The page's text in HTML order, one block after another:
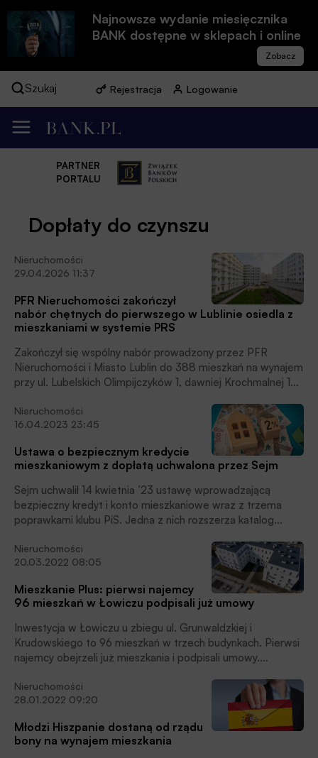
Najnowsze wydanie miesięcznika
BANK dostępne w sklepach i online
Szukaj Rejestracja Logowanie
PARTNER
PORTALU
Dopłaty do czynszu
Nieruchomości
29.04.2026 11:37
PFR Nieruchomości zakończył
nabór chętnych do pierwszego w Lublinie osiedla z
mieszkaniami w systemie PRS
Zakończył się wspólny nabór prowadzony przez PFR
Nieruchomości i Miasto Lublin do 388 mieszkań na wynajem
przy ul. Lubelskich Olimpijczyków 1, dawniej Krochmalnej 13.
Po dużym zainteresowaniu ofertą rozpoczął się kolejny
etap – pierwsi przyszli mieszkańcy wybierają swoje lokale i
przygotowują się do przeprowadzki. To moment, w którym
nowe osiedle zaczyna przechodzić z etapu inwestycji do
etapu codziennego życia, czytamy w komunikacie
prasowym.
Nieruchomości
16.04.2023 23:45
Ustawa o bezpiecznym kredycie
mieszkaniowym z dopłatą uchwalona przez Sejm
Sejm uchwalił 14 kwietnia ’23 ustawę wprowadzającą
bezpieczny kredyt i konto mieszkaniowe wraz z trzema
poprawkami klubu PiS. Jedna z nich rozszerza katalog
które odziedziczyły mieszkania i zbyły je przed osiągnięciem
pełnoletności.
Nieruchomości
20.03.2022 08:05
Mieszkanie Plus: pierwsi najemcy
96 mieszkań w Łowiczu podpisali już umowy
Inwestycja w Łowiczu u zbiegu ul. Grunwaldzkiej i
Krudowskiego to 96 mieszkań w trzech budynkach. Pierwsi
najemcy obejrzeli już mieszkania i podpisali umowy.
zabaw ugości dzieci ‒ czytamy w komunikacie prasowym
PFR Nieruchomości.
Nieruchomości
28.01.2022 09:20
Młodzi Hiszpanie dostaną od rządu
bony na wynajem mieszkania